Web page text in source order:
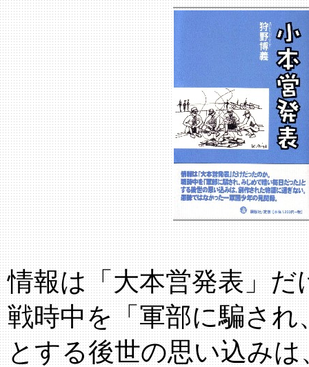
情報は「大本営発表」
戦時中を「軍部に騙さ
とする後世の思い込み